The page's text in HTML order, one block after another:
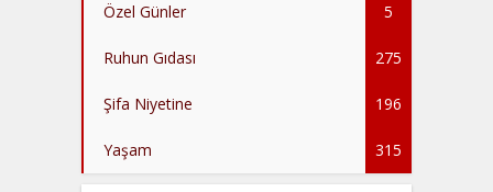
Özel Günler 5
Ruhun Gıdası 275
Şifa Niyetine 196
Yaşam 315